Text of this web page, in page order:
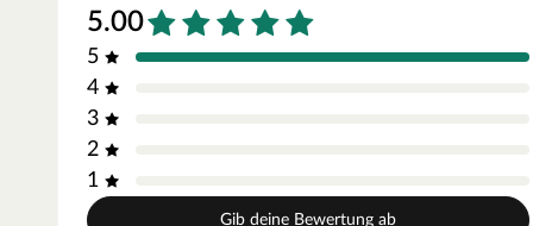
5.00
5
4
3
2
1
Gib deine Bewertung ab